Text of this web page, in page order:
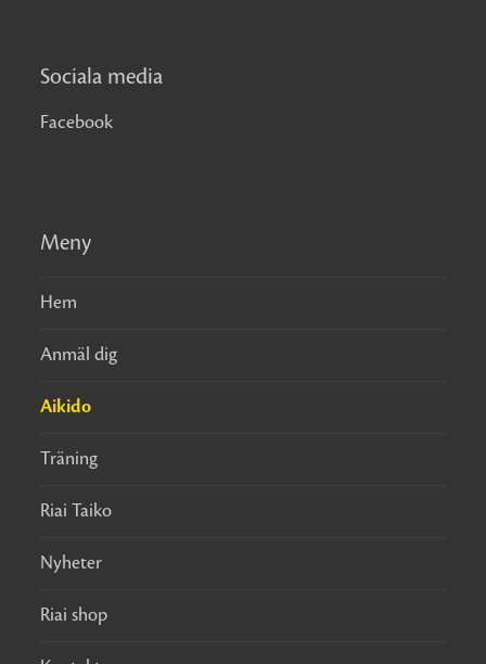
Sociala media
Facebook
Meny
Hem
Anmäl dig
Aikido
Träning
Riai Taiko
Nyheter
Riai shop